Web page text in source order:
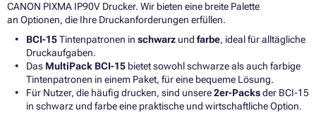
CANON PIXMA IP90V Drucker. Wir bieten eine breite Palette
an Optionen, die Ihre Druckanforderungen erfüllen.
BCI-15Tintenpatronen in schwarz und farbe, ideal für alltägliche
Druckaufgaben.
Das MultiPack BCI-15 bietet sowohl schwarze als auch farbige
Tintenpatronen in einem Paket, für eine bequeme Lösung.
Für Nutzer, die häufig drucken, sind unsere2er-Packsder BCI-15
in schwarz und farbe eine praktische und wirtschaftliche Option.